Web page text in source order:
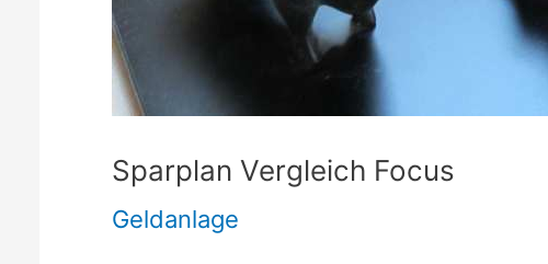
Sparplan Vergleich Focus
Geldanlage